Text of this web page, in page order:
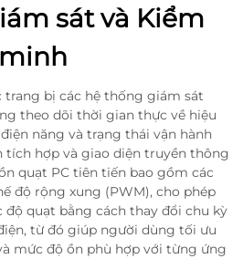
sát và Kiểm
trang bị các hệ thống giám sát
theo dõi thời gian thực về hiệu
năng và trạng thái vận hành
tích hợp và giao diện truyền thông
quạt PC tiên tiến bao gồm các
độ rộng xung (PWM), cho phép
độ quạt bằng cách thay đổi chu kỳ
từ đó giúp người dùng tối ưu
mức độ ồn phù hợp với từng ứng